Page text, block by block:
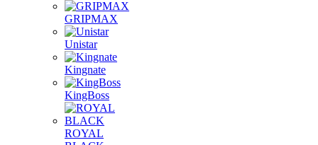
GRIPMAX
Unistar
Kingnate
KingBoss
ROYAL